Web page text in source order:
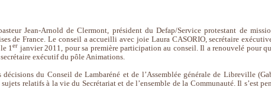
Jean-Arnold de Clermont, président du Defap/Service protestant de
de France. Le conseil a accueilli avec joie Laura CASORIO, secrétaire
1er janvier 2011, pour sa première participation au conseil. Il a renouvelé pour
exécutif du pôle Animations.
du Conseil de Lambaréné et de l’Assemblée générale de Libreville
relatifs à la vie du Secrétariat et de l’ensemble de la Communauté. Il s’est